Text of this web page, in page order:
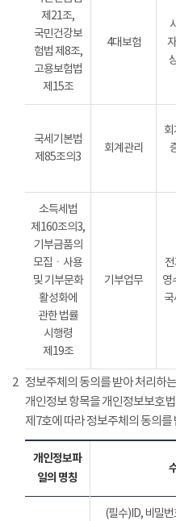
제21조,
국민건강보
험법 제8조,
고용보험법
제15조
4대보험
국세기본법
제85조의3
회계관리
회
소득세법
제160조의3,
기부금품의
모집ㆍ사용
및 기부문화
활성화에
관한 법률
시행령
제19조
기부업무
영
국
2 정보주체의 동의를 받아 처리하
개인정보 항목을 개인정보보호
제7호에 따라 정보주체의 동의를
개인정보파
일의 명칭
(필수)ID, 비밀